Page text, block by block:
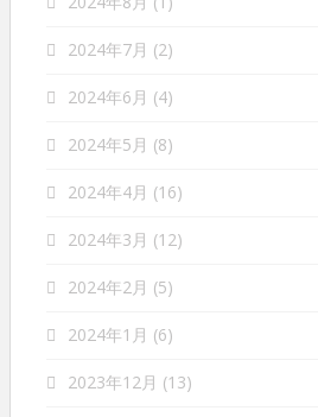
2024年7月 (2)
2024年6月 (4)
2024年5月 (8)
2024年4月 (16)
2024年3月 (12)
2024年2月 (5)
2024年1月 (6)
2023年12月 (13)